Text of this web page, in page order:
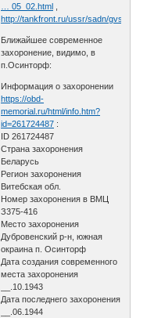
… 05_02.html
http://tankfront.ru/ussr/sadn/
Ближайшее современное
захоронение, видимо, в
п.Осинторф:
Информация о захоронении
https://obd-
memorial.ru/html/info.htm?
id=261724487 :
ID 261724487
Страна захоронения
Беларусь
Регион захоронения
Витебская обл.
Номер захоронения в ВМЦ
З375-416
Место захоронения
Дубровенский р-н, южная
окраина п. Осинторф
Дата создания современного
места захоронения
__.10.1943
Дата последнего захоронения
__.06.1944